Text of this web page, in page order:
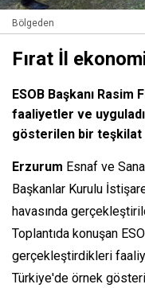
Bölgeden
Fırat İl
ESOB Başkanı
faaliyetler ve
gösterilen bir
Erzurum Esnaf ve
Başkanlar Kurulu
havasında
Toplantıda konuşan
gerçekleştirdikleri
Türkiye'de örnek